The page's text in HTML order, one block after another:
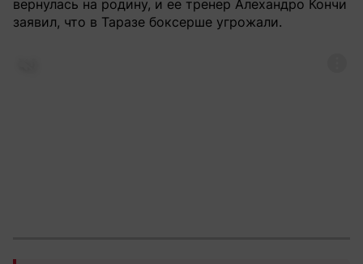
вернулась на родину, и ее тренер Алехандро Кончи
заявил, что в Таразе боксерше угрожали.